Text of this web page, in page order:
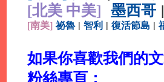
[北美 中美] 墨西哥 |
[南美] 祕魯 | 智利 | 復活節島 |
如果你喜歡我們的
粉絲專頁：